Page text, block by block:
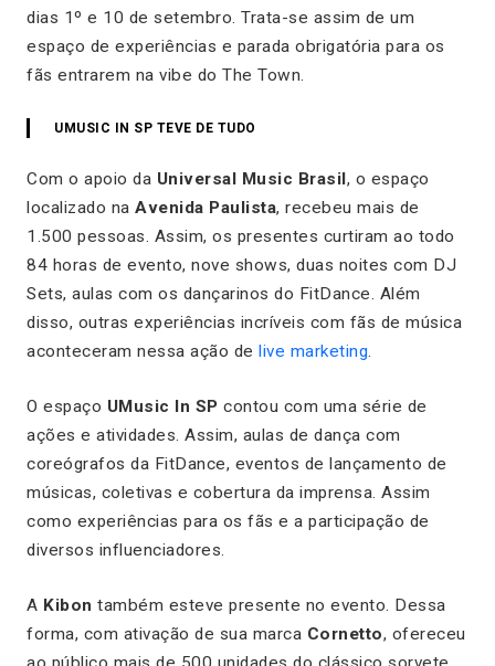
dias 1º e 10 de setembro. Trata-se assim de um
espaço de experiências e parada obrigatória para os
fãs entrarem na vibe do The Town.
UMUSIC IN SP TEVE DE TUDO
Com o apoio da Universal Music Brasil, o espaço
localizado na Avenida Paulista, recebeu mais de
1.500 pessoas. Assim, os presentes curtiram ao todo
84 horas de evento, nove shows, duas noites com DJ
Sets, aulas com os dançarinos do FitDance. Além
disso, outras experiências incríveis com fãs de música
aconteceram nessa ação de live marketing.
O espaço UMusic In SP contou com uma série de
ações e atividades. Assim, aulas de dança com
coreógrafos da FitDance, eventos de lançamento de
músicas, coletivas e cobertura da imprensa. Assim
como experiências para os fãs e a participação de
diversos influenciadores.
A Kibon também esteve presente no evento. Dessa
forma, com ativação de sua marca Cornetto, ofereceu